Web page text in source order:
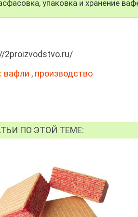
упаковка и хранение
2proizvodstvo.ru/
вафли , производство
ПО ЭТОЙ ТЕМЕ: